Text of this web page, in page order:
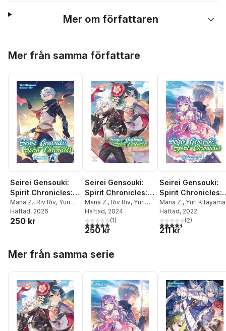
Mer om författaren
Mer från samma författare
Seirei Gensouki:
Spirit Chronicles:
Omnibus 13 (Light
Novel)
Mana Z., Riv Riv, Yuri
Kitayama
Häftad, 2026
250 kr
Seirei Gensouki:
Spirit Chronicles:
Omnibus 11 (Light
Novel)
Mana Z., Riv Riv, Yuri
Kitayama
Häftad, 2024
5,0utav 5 stjärnor. Totalt antal röster:
(1)
250 kr
Seirei Gensouki:
Spirit Chronicles:
Omnibus 4 (Light
Novel)
Mana Z., Yuri Kitayama
Häftad, 2022
4,5utav 5 stjärnor.
(2)
211 kr
Mer från samma serie